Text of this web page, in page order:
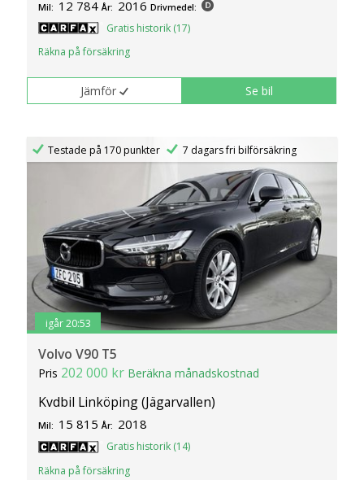
Mil: 12 784 År: 2016 Drivmedel:
Gratis historik (17)
Räkna på försäkring
Jämför Se bil
Testade på 170 punkter 7 dagars fri bilförsäkring
igår 20:53
Volvo V90 T5
Pris 202 000 kr Beräkna månadskostnad
Kvdbil Linköping (Jägarvallen)
Mil: 15 815 År: 2018
Gratis historik (14)
Räkna på försäkring